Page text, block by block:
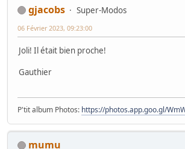
gjacobs
Super-Modos
06 Février 2023, 09:23:00
Joli! Il était bien proche!
Gauthier
P'tit album Photos: https://photos.app.goo.gl/
mumu